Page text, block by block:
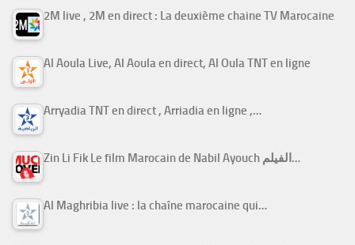
2M live , 2M en direct : La deuxième chaine TV Marocaine
Al Aoula Live, Al Aoula en direct, Al Oula TNT en ligne
Arryadia TNT en direct , Arriadia en ligne ,…
Zin Li Fik Le film Marocain de Nabil Ayouch الفيلم…
Al Maghribia live : la chaîne marocaine qui…